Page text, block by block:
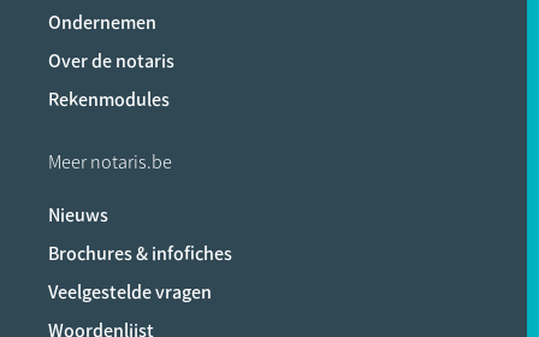
Ondernemen
Over de notaris
Rekenmodules
Meer notaris.be
Nieuws
Brochures & infofiches
Veelgestelde vragen
Woordenlijst